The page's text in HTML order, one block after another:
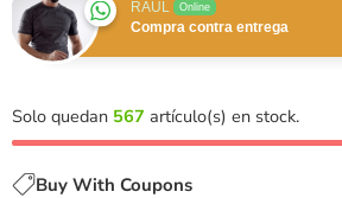
RAUL Online
Compra contra entrega
Solo quedan 567 artículo(s) en stock.
Buy With Coupons